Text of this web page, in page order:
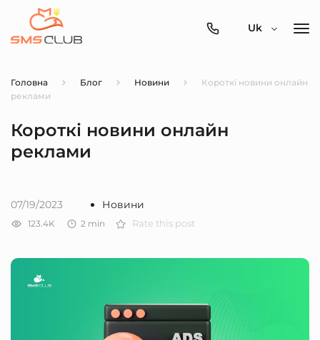
0800-
Uk
Головна Блог Новини
Короткі новини онлайн
реклами
Короткі новини онлайн
реклами
07/19/2023 Новини
123.4K 2 min Rate this post